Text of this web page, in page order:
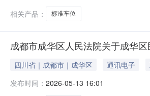
相关产品：
标准车位
成都市成华区人民法院关于成华
四川省｜成都市｜成华区 通讯电子
发布时间： 2026-05-13 16:01